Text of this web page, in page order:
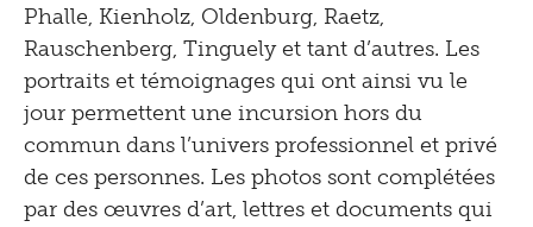
Phalle, Kienholz, Oldenburg, Raetz,
Rauschenberg, Tinguely et tant d’autres. Les
portraits et témoignages qui ont ainsi vu le
jour permettent une incursion hors du
commun dans l’univers professionnel et privé
de ces personnes. Les photos sont complétées
par des œuvres d’art, lettres et documents qui